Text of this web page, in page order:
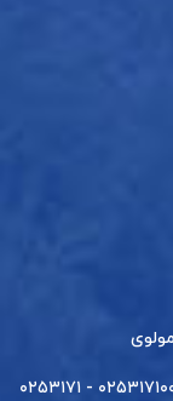
- ۰۲۵۳۱۷۱